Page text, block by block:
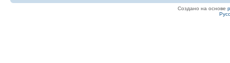
Создано на основе